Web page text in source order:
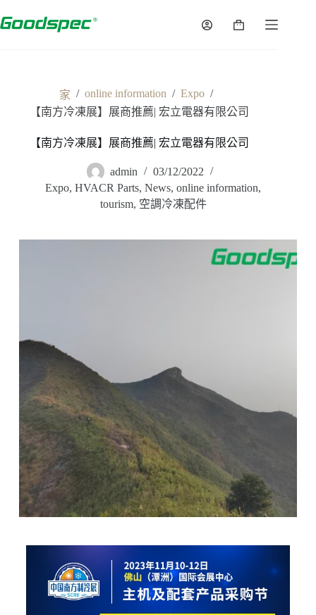
家 / online information / Expo /
【南方冷凍展】展商推薦| 宏立電器有限公司
【南方冷凍展】展商推薦| 宏立電器有限公司
admin
03/12/2022
Expo,HVACR Parts,News,online information,
tourism, 空調冷凍配件